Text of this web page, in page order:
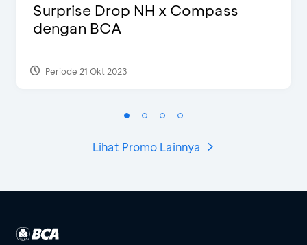
Surprise Drop NH x Compass
dengan BCA
Periode 21 Okt 2023
Lihat Promo Lainnya